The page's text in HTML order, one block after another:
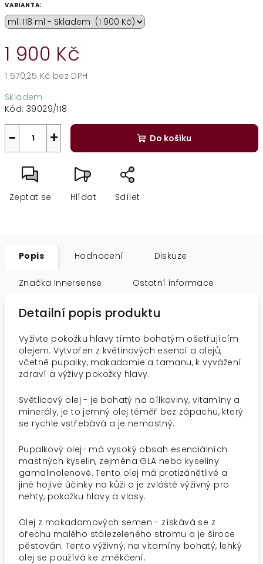
VARIANTA:
1 900 Kč
1 570,25 Kč bez DPH
cena:
Skladem
Kód: 39029/118
+
− Do košíku
Zeptat se Hlídat Sdílet
Popis Hodnocení Diskuze
Značka Innersense Ostatní informace
Detailní popis produktu
Vyživte pokožku hlavy tímto bohatým ošetřujícím
olejem. Vytvořen z květinových esencí a olejů,
včetně pupalky, makadamie a tamanu, k vyvážení
zdraví a výživy pokožky hlavy.
Světlicový olej - je bohatý na bílkoviny, vitamíny a
minerály, je to jemný olej téměř bez zápachu, který
se rychle vstřebává a je nemastný.
Pupalkový olej- má vysoký obsah esenciálních
mastných kyselin, zejména GLA nebo kyseliny
gamalinolenové. Tento olej má protizánětlivé a
jiné hojivé účinky na kůži a je zvláště výživný pro
nehty, pokožku hlavy a vlasy.
Olej z makadamových semen - získává se z
ořechu malého stálezeleného stromu a je široce
pěstován. Tento výživný, na vitamíny bohatý, lehký
olej se používá ke změkčení.